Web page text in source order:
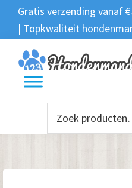
Spring
naar
de
hoofdnavigatie
Door
naar
de
hoofd
inhoud
Spring
naar
de
voettekst
Gratis verzending vanaf
| Topkwaliteit
Zoeken
Zoeken
naar: